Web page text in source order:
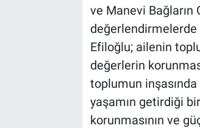
ve Manevi Bağların
değerlendirmelerde
Efiloğlu; ailenin
değerlerin
toplumun
yaşamın getirdiği
korunmasının ve